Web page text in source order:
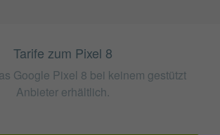
Tarife zum Pixel 8
Google Pixel 8 bei keinem gestützt
Anbieter erhältlich.